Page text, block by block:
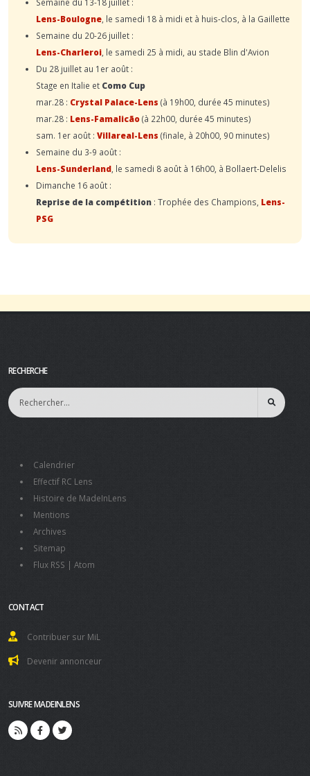
Lens-Boulogne , le samedi 18 à midi et à huis-clos, à la Gaillette
Semaine du 20-26 juillet :
Lens-Charleroi , le samedi 25 à midi, au stade Blin d'Avion
Du 28 juillet au 1er août :
Stage en Italie et Como Cup
mar.28 : Crystal Palace-Lens (à 19h00, durée 45 minutes)
mar.28 : Lens-Famalicão(à 22h00, durée 45 minutes)
sam. 1er août : Villareal-Lens (finale, à 20h00, 90 minutes)
Semaine du 3-9 août :
Lens-Sunderland , le samedi 8 août à 16h00, à Bollaert-Delelis
Dimanche 16 août :
Reprise de la compétition : Trophée des Champions, Lens-
PSG
RECHERCHE
Calendrier
Effectif RC Lens
Histoire de MadeInLens
Mentions
Archives
Sitemap
Flux RSS | Atom
CONTACT
Contribuer sur MiL
Devenir annonceur
SUIVRE MADEINLENS